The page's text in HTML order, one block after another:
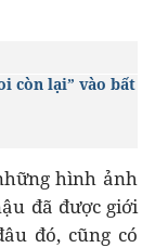
còn lại” vào bất
hình ảnh
đã được giới
đó, cũng có